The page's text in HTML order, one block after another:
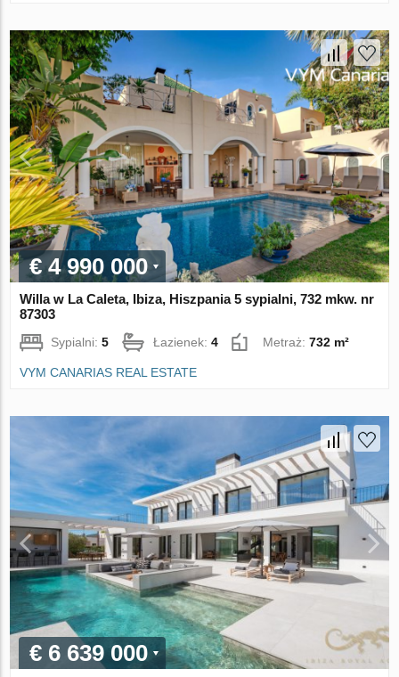
€ 4 990 000
Willa w La Caleta, Ibiza, Hiszpania 5 sypialni, 732 mkw. nr
87303
Sypialni:5 Łazienek:4 Metraż:732 m²
VYM CANARIAS REAL ESTATE
€ 6 639 000